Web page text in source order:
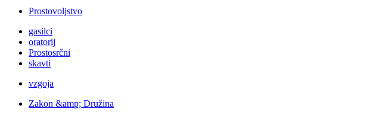
Prostovoljstvo
gasilci
oratorij
Prostosrčni
skavti
vzgoja
Zakon &amp; Družina